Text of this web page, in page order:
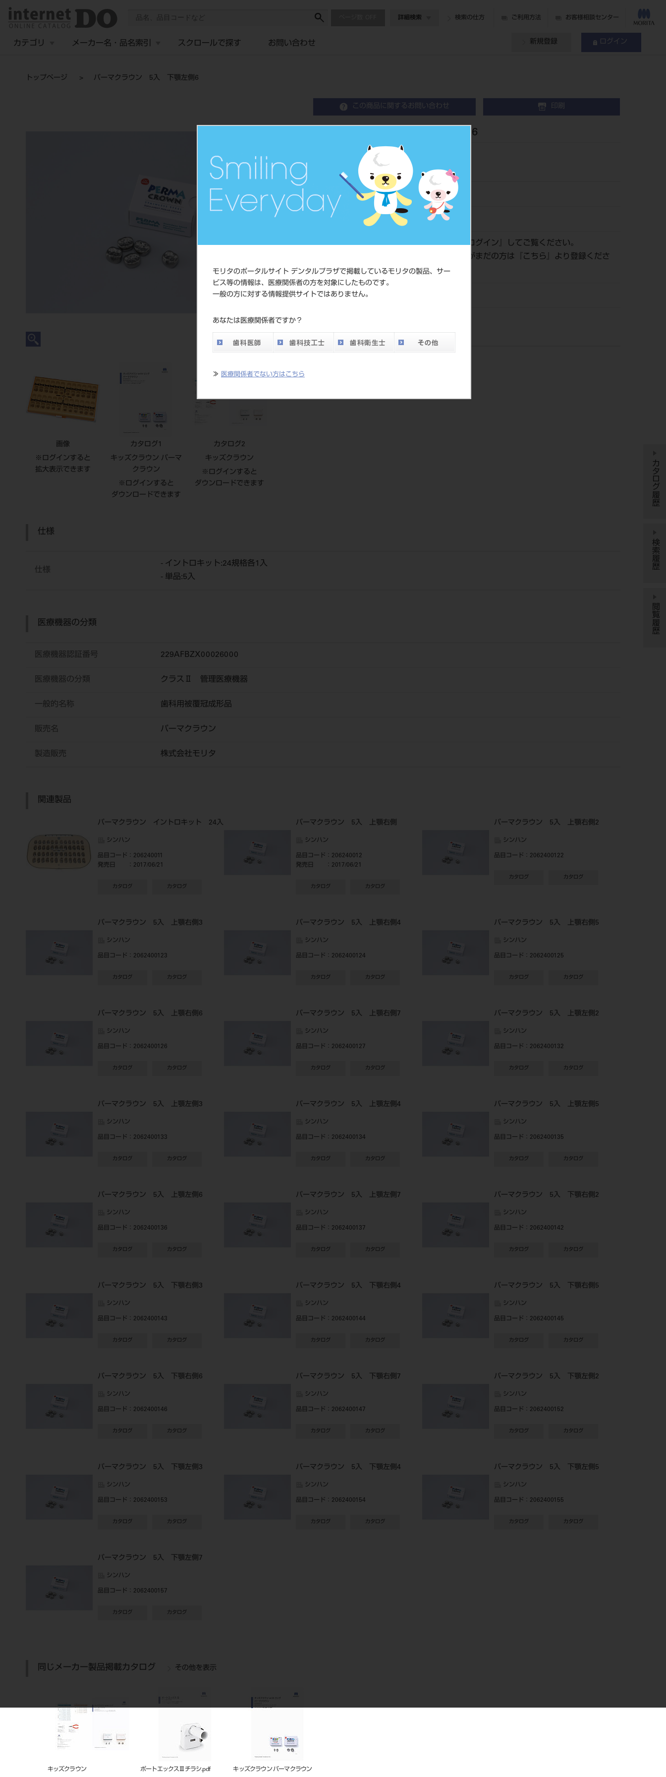
モリタのポータルサイト デンタルプラザで掲載しているモリタの製品、サー
ビス等の情報は、医療関係者の方を対象にしたものです。
一般の方に対する情報提供サイトではありません。
あなたは医療関係者ですか？
≫ 医療関係者でない方はこちら
詳細検索 検索の仕方 ご利用方法 お客様相談センター
カテゴリ メーカー名・品名索引 スクロールで探す お問い合わせ 新規登録 ログイン
トップページ パーマクラウン 5入 下顎左側6
この商品に関するお問い合わせ 印刷
パーマクラウン 5入 下顎左側6
歯科用被覆冠成形品
品目コード 2062400156
JAN/EANコード 4560266546309
価格の確認は『ログイン 』してご覧ください。
ネット会員登録がまだの方は『
こちら
』より登録くださ
い。
メーカー
ジ
画像
※ログインすると
拡大表示できます
カタログ1
キッズクラウン パーマ
クラウン
※ログインすると
ダウンロードできます
カタログ2
キッズクラウン
※ログインすると
ダウンロードできます
仕様
仕様
- イントロキット:24規格各1入
- 単品:5入
医療機器の分類
医療機器認証番号 229AFBZX00026000
医療機器の分類 クラスⅡ 管理医療機器
一般的名称 歯科用被覆冠成形品
販売名 パーマクラウン
製造販売 株式会社モリタ
関連製品
パーマクラウン イントロキット 24入
シンハン
品目コード ：206240011
発売日
：2017/06/21
カタログ カタログ
パーマクラウン 5入 上顎右側
シンハン
品目コード ：206240012
発売日
：2017/06/21
カタログ カタログ
パーマクラウン 5入 上顎右側2
シンハン
品目コード ：2062400122
カタログ カタログ
パーマクラウン 5入 上顎右側3
シンハン
品目コード ：2062400123
カタログ カタログ
パーマクラウン 5入 上顎右側4
シンハン
品目コード ：2062400124
カタログ カタログ
パーマクラウン 5入 上顎右側5
シンハン
品目コード ：2062400125
カタログ カタログ
パーマクラウン 5入 上顎右側6
シンハン
品目コード ：2062400126
カタログ カタログ
パーマクラウン 5入 上顎右側7
シンハン
品目コード ：2062400127
カタログ カタログ
パーマクラウン 5入 上顎左側2
シンハン
品目コード ：2062400132
カタログ カタログ
パーマクラウン 5入 上顎左側3
シンハン
品目コード ：2062400133
カタログ カタログ
パーマクラウン 5入 上顎左側4
シンハン
品目コード ：2062400134
カタログ カタログ
パーマクラウン 5入 上顎左側5
シンハン
品目コード ：2062400135
カタログ カタログ
パーマクラウン 5入 上顎左側6
シンハン
品目コード ：2062400136
カタログ カタログ
パーマクラウン 5入 上顎左側7
シンハン
品目コード ：2062400137
カタログ カタログ
パーマクラウン 5入 下顎右側2
シンハン
品目コード ：2062400142
カタログ カタログ
パーマクラウン 5入 下顎右側3
シンハン
品目コード ：2062400143
カタログ カタログ
パーマクラウン 5入 下顎右側4
シンハン
品目コード ：2062400144
カタログ カタログ
パーマクラウン 5入 下顎右側5
シンハン
品目コード ：2062400145
カタログ カタログ
パーマクラウン 5入 下顎右側6
シンハン
品目コード ：2062400146
カタログ カタログ
パーマクラウン 5入 下顎右側7
シンハン
品目コード ：2062400147
カタログ カタログ
パーマクラウン 5入 下顎左側2
シンハン
品目コード ：2062400152
カタログ カタログ
パーマクラウン 5入 下顎左側3
シンハン
品目コード ：2062400153
カタログ カタログ
パーマクラウン 5入 下顎左側4
シンハン
品目コード ：2062400154
カタログ カタログ
パーマクラウン 5入 下顎左側5
シンハン
品目コード ：2062400155
カタログ カタログ
パーマクラウン 5入 下顎左側7
シンハン
品目コード ：2062400157
カタログ カタログ
同じメーカー製品掲載カタログ その他を表示
キッズクラウン ポートエックスⅢチラシ.pdf キッズクラウン パーマクラウン
カタログ履歴
検索履歴
閲覧履歴